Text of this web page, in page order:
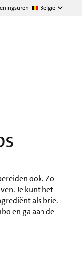
België
ook. Zo
Je kunt het
als brie.
en ga aan de